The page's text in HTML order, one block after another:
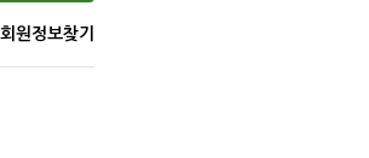
회원정보찾기